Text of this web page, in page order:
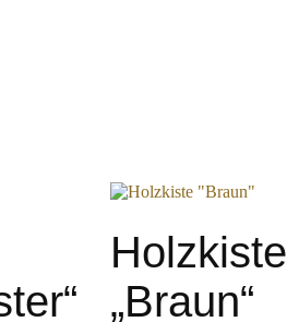
Holzkiste
„Braun“